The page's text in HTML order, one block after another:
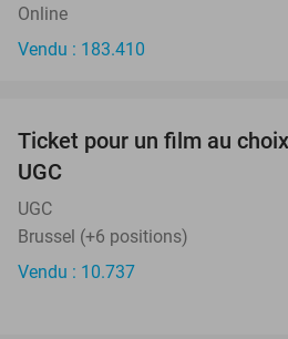
Online
Vendu : 183.410
Ticket pour un film au
UGC
UGC
Brussel (+6 positions)
Vendu : 10.737